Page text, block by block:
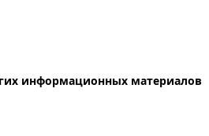
информационных материалов